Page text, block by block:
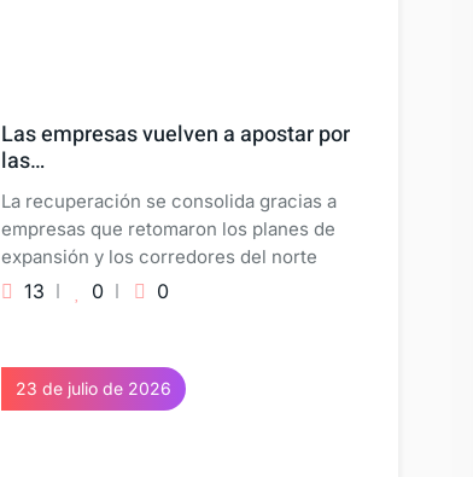
Las empresas vuelven a apostar por
las…
La recuperación se consolida gracias a
empresas que retomaron los planes de
expansión y los corredores del norte
13 0 0
23 de julio de 2026